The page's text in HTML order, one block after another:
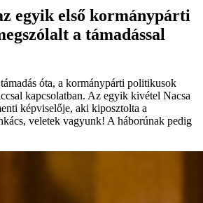
egyik első kormánypárti
a támadással
óta, a kormánypárti politikusok
kapcsolatban. Az egyik kivétel Nacsa
képviselője, aki kiposztolta a
veletek vagyunk! A háborúnak pedig